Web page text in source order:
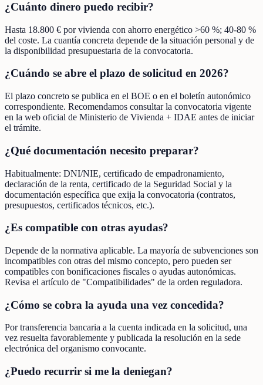
¿Cuánto dinero puedo recibir?
Hasta 18.800 € por vivienda con ahorro energético >60 %; 40-80 %
del coste. La cuantía concreta depende de la situación personal y de
la disponibilidad presupuestaria de la convocatoria.
¿Cuándo se abre el plazo de solicitud en 2026?
El plazo concreto se publica en el BOE o en el boletín autonómico
correspondiente. Recomendamos consultar la convocatoria vigente
en la web oficial de Ministerio de Vivienda + IDAE antes de iniciar
el trámite.
¿Qué documentación necesito preparar?
Habitualmente: DNI/NIE, certificado de empadronamiento,
declaración de la renta, certificado de la Seguridad Social y la
documentación específica que exija la convocatoria (contratos,
presupuestos, certificados técnicos, etc.).
¿Es compatible con otras ayudas?
Depende de la normativa aplicable. La mayoría de subvenciones son
incompatibles con otras del mismo concepto, pero pueden ser
compatibles con bonificaciones fiscales o ayudas autonómicas.
Revisa el artículo de "Compatibilidades" de la orden reguladora.
¿Cómo se cobra la ayuda una vez concedida?
Por transferencia bancaria a la cuenta indicada en la solicitud, una
vez resuelta favorablemente y publicada la resolución en la sede
electrónica del organismo convocante.
¿Puedo recurrir si me la deniegan?